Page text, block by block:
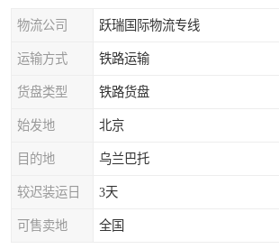
物流公司 跃瑞国际物流专线
运输方式 铁路运输
货盘类型 铁路货盘
始发地 北京
目的地 乌兰巴托
较迟装运日 3天
可售卖地 全国